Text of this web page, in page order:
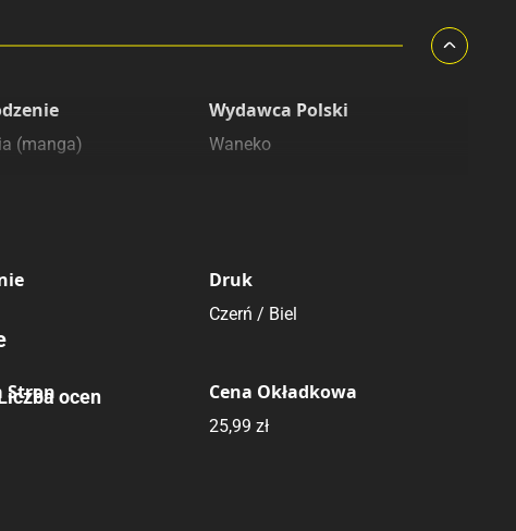
(manga)
Wydawca Polski
Waneko
Druk
Czerń / Biel
Stron Cena Okładkowa
25,99 zł
ocen